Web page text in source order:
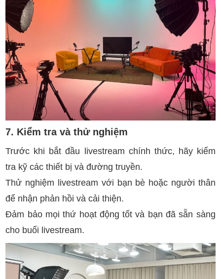
7. Kiểm tra và thử nghiệm
Trước khi bắt đầu livestream chính thức, hãy kiểm
tra kỹ các thiết bị và đường truyền.
Thử nghiệm livestream với bạn bè hoặc người thân
để nhận phản hồi và cải thiện.
Đảm bảo mọi thứ hoạt động tốt và bạn đã sẵn sàng
cho buổi livestream.